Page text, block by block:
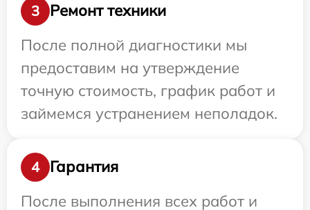
3
Ремонт техники
После полной диагностики мы
предоставим на утверждение
точную стоимость, график работ и
займемся устранением неполадок.
4
Гарантия
После выполнения всех работ и